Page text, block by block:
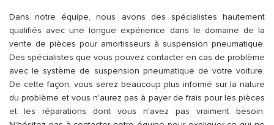
Dans notre équipe, nous avons des spécialistes hautement
qualifiés avec une longue expérience dans le domaine de la
vente de pièces pour amortisseurs à suspension pneumatique.
Des spécialistes que vous pouvez contacter en cas de problème
avec le système de suspension pneumatique de votre voiture.
De cette façon, vous serez beaucoup plus informé sur la nature
du problème et vous n'aurez pas à payer de frais pour les pièces
et les réparations dont vous n'avez pas vraiment besoin.